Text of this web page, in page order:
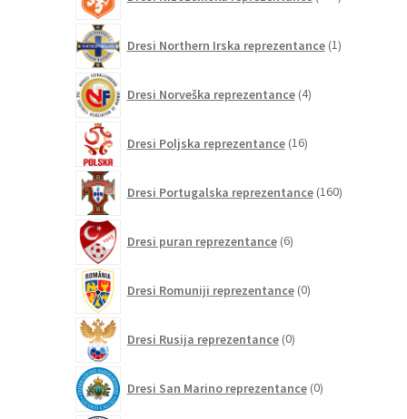
izdelkov
Dresi Northern Irska reprezentance 1izdelek
Dresi Norveška reprezentance 4izdelki
Dresi Poljska reprezentance 16izdelkov
Dresi Portugalska reprezentance 160izdelkov
Dresi puran reprezentance 6izdelkov
Dresi Romuniji reprezentance 0izdelkov
Dresi Rusija reprezentance 0izdelkov
Dresi San Marino reprezentance 0izdelkov